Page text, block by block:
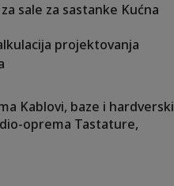
sale za sastanke Kućna
projektovanja
Kablovi, baze i hardverski
oprema Tastature,